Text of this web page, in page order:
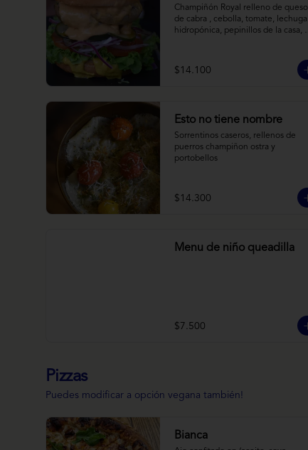
Champiñón Royal relleno de queso
de cabra , cebolla, tomate, lechuga
hidropónica, pepinillos de la casa,
horneadas.
$14.100
Esto no tiene nombre
Sorrentinos caseros, rellenos de
puerros champiñon ostra y
portobellos
$14.300
Menu de niño queadilla
$7.500
Pizzas
Puedes modificar a opción vegana también!
Bianca